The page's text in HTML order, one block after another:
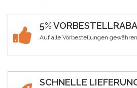
5%
Auf alle Vorbestellungen gewähren
SCHNELLE